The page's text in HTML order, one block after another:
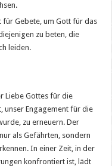
für Gebete, um Gott für das
zu beten, die
leiden.
Liebe Gottes für die
unser Engagement für die
zu erneuern. Der
als Gefährten, sondern
In einer Zeit, in der
konfrontiert ist, lädt